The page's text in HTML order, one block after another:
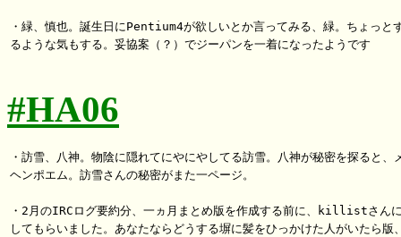
・緑、慎也。誕生日にPentium4が欲しいとか言ってみる、緑。ちょっと
るような気もする。妥協案（？）でジーパンを一着になったようです
#HA06
・訪雪、八神。物陰に隠れてにやにやしてる訪雪。八神が秘密を探ると、
ヘンポエム。訪雪さんの秘密がまた一ページ。
・2月のIRCログ要約分、一ヵ月まとめ版を作成する前に、killistさん
してもらいました。あなたならどうする塀に髪をひっかけた人がいたら版